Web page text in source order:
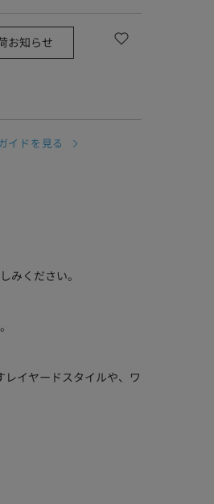
お知らせ
イドを見る
みください。
イヤードスタイルや、ワ